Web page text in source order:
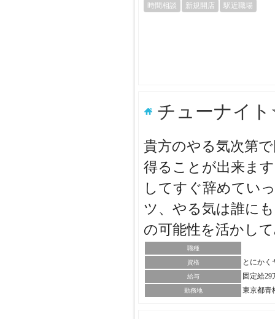
時間相談
新規開店 駅近職場
チューナイ
貴方のやる気次第
得ることが出来ま
してすぐ辞めてい
ツ、やる気は誰に
の可能性を活かし
職種
資格 とにかく
給与 固定給
勤務地 東京都青